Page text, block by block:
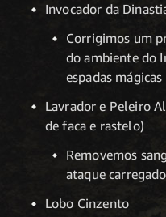
Invocador da
Corrigimos um
do ambiente do
espadas
Lavrador e Peleiro
de faca e rastelo)
Removemos
ataque
Lobo Cinzento